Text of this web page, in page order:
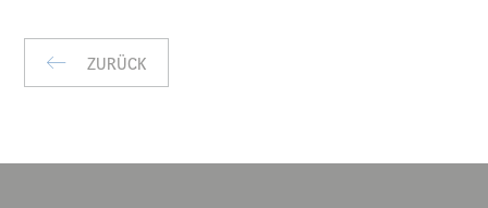
ZURÜCK